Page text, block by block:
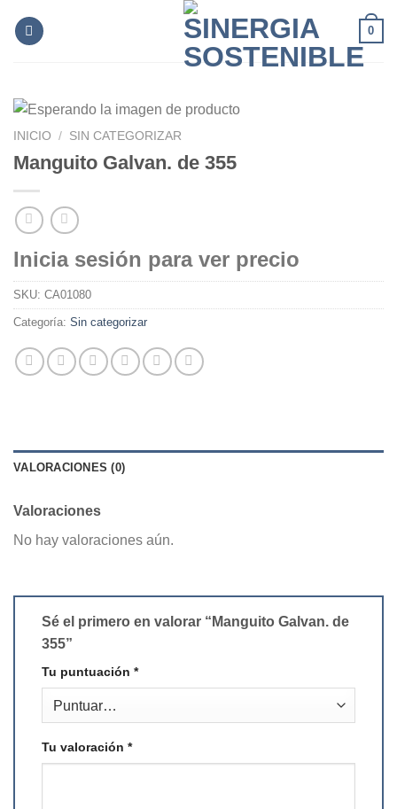
0
INICIO / SIN CATEGORIZAR
Manguito Galvan. de 355
Inicia sesión para ver precio
SKU: CA01080
Categoría: Sin categorizar
VALORACIONES (0)
Valoraciones
No hay valoraciones aún.
Sé el primero en valorar “Manguito Galvan. de
355”
Tu puntuación *
Tu valoración *